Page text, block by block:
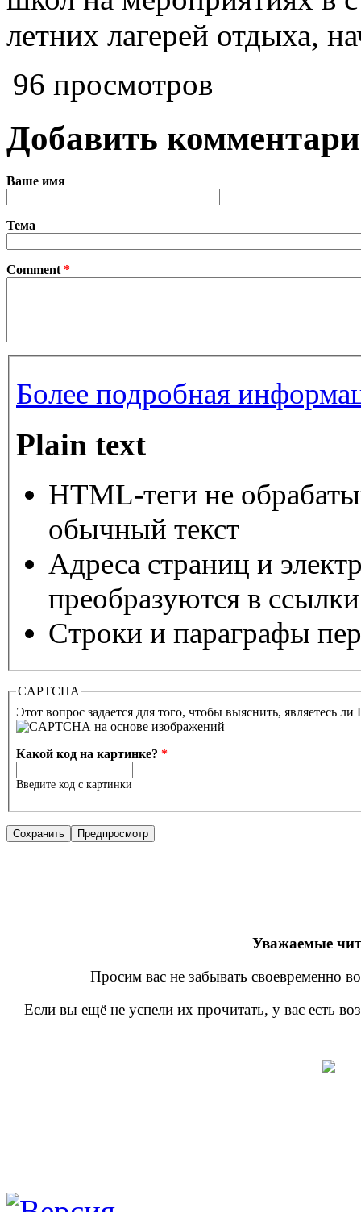
летних лагерей отдыха,
96 просмотров
Добавить
Ваше имя
Тема
Comment *
Более подробная
Plain text
HTML-теги не
обычный текст
Адреса страниц и
преобразуются в
Строки и параграфы
CAPTCHA
Этот вопрос задается для того, чтобы выяснить, являетесь
Какой код на картинке? *
Введите код с картинки
Уважаемые
Просим вас не забывать своевременно
Если вы ещё не успели их прочитать, у вас есть